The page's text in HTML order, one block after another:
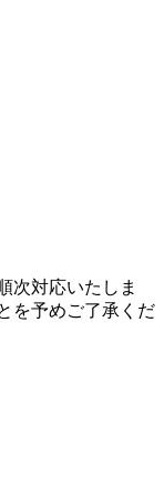
次対応いたしま
を予めご了承くだ